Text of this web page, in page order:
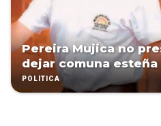
Pereira Mujica no
dejar comuna esteña
POLÍTICA